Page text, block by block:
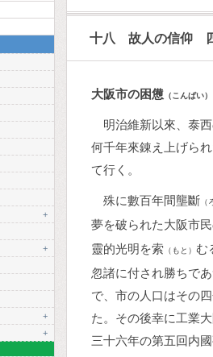
+
+
+
+
十八 故人の信仰
大阪市の困憊 （こんぱい）
明治維新以來、泰
何千年來錬え上げら
て行く。
殊に數百年間壟斷
夢を破られた大阪市
靈的光明を索 （もと） む
忽諸に付され勝ちで
で、市の人口はその
た。その後幸に工業
三十六年の第五回内